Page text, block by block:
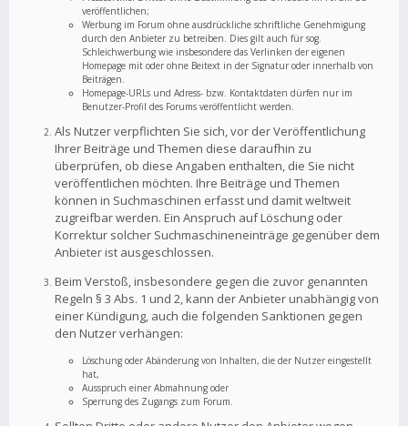
veröffentlichen;
Werbung im Forum ohne ausdrückliche schriftliche Genehmigung
durch den Anbieter zu betreiben. Dies gilt auch für sog.
Schleichwerbung wie insbesondere das Verlinken der eigenen
Homepage mit oder ohne Beitext in der Signatur oder innerhalb von
Beiträgen.
Homepage-URLs und Adress- bzw. Kontaktdaten dürfen nur im
Benutzer-Profil des Forums veröffentlicht werden.
Als Nutzer verpflichten Sie sich, vor der Veröffentlichung
Ihrer Beiträge und Themen diese daraufhin zu
überprüfen, ob diese Angaben enthalten, die Sie nicht
veröffentlichen möchten. Ihre Beiträge und Themen
können in Suchmaschinen erfasst und damit weltweit
zugreifbar werden. Ein Anspruch auf Löschung oder
Korrektur solcher Suchmaschineneinträge gegenüber dem
Anbieter ist ausgeschlossen.
Beim Verstoß, insbesondere gegen die zuvor genannten
Regeln § 3 Abs. 1 und 2, kann der Anbieter unabhängig von
einer Kündigung, auch die folgenden Sanktionen gegen
den Nutzer verhängen:
Löschung oder Abänderung von Inhalten, die der Nutzer eingestellt
hat,
Ausspruch einer Abmahnung oder
Sperrung des Zugangs zum Forum.